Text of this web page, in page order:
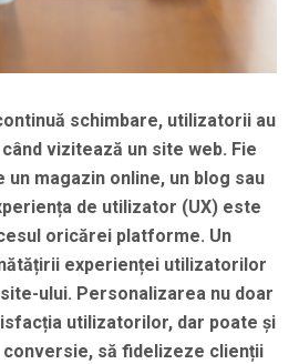
schimbare, utilizatorii au
vizitează un site web. Fie
magazin online, un blog sau
de utilizator (UX) este
oricărei platforme. Un
experienței utilizatorilor
ului. Personalizarea nu doar
utilizatorilor, dar poate și
să fidelizeze clienții